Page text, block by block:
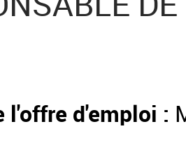
l'offre d'emploi :